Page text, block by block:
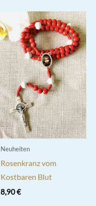
Neuheiten
Rosenkranz vom
Kostbaren Blut
8,90€